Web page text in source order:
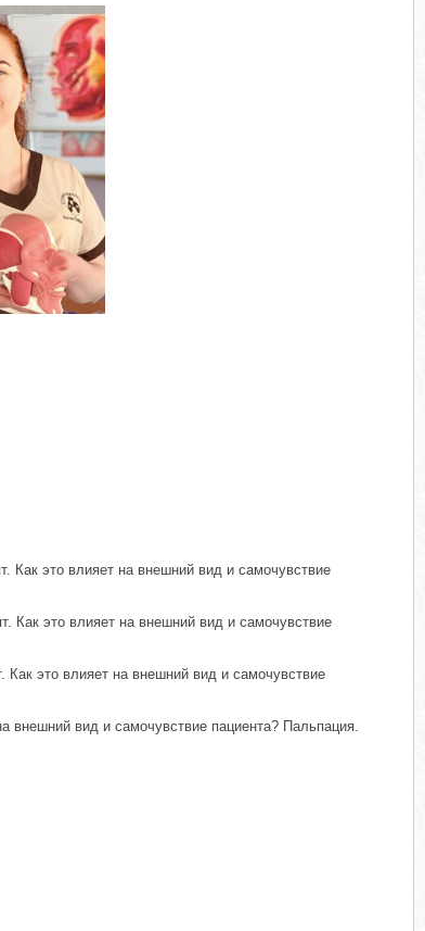
​
Как это влияет на внешний вид и самочувствие
Как это влияет на внешний вид и самочувствие
это влияет на внешний вид и самочувствие
вид и самочувствие пациента? Пальпация.